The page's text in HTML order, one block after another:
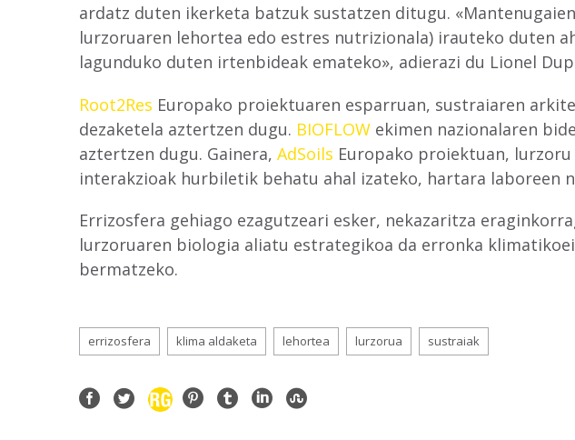
ardatz duten ikerketa batzuk sustatzen ditugu.
lurzoruaren lehortea edo estres nutrizionala) irauteko duten
lagunduko duten irtenbideak emateko», adierazi du Lionel
Root2Res Europako proiektuaren esparruan, sustraiaren
dezaketela aztertzen dugu. BIOFLOW ekimen nazionalaren
aztertzen dugu. Gainera, AdSoils Europako proiektuan,
interakzioak hurbiletik behatu ahal izateko, hartara laboreen
Errizosfera gehiago ezagutzeari esker, nekazaritza
lurzoruaren biologia aliatu estrategikoa da erronka
bermatzeko.
errizosfera klima aldaketa lehortea lurzorua sustraiak